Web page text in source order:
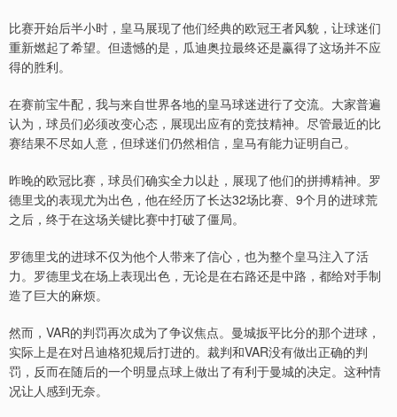
比赛开始后半小时，皇马展现了他们经典的欧冠王者风貌，让球迷们
重新燃起了希望。但遗憾的是，瓜迪奥拉最终还是赢得了这场并不应
得的胜利。
在赛前宝牛配，我与来自世界各地的皇马球迷进行了交流。大家普遍
认为，球员们必须改变心态，展现出应有的竞技精神。尽管最近的比
赛结果不尽如人意，但球迷们仍然相信，皇马有能力证明自己。
昨晚的欧冠比赛，球员们确实全力以赴，展现了他们的拼搏精神。罗
德里戈的表现尤为出色，他在经历了长达32场比赛、9个月的进球荒
之后，终于在这场关键比赛中打破了僵局。
罗德里戈的进球不仅为他个人带来了信心，也为整个皇马注入了活
力。罗德里戈在场上表现出色，无论是在右路还是中路，都给对手制
造了巨大的麻烦。
然而，VAR的判罚再次成为了争议焦点。曼城扳平比分的那个进球，
实际上是在对吕迪格犯规后打进的。裁判和VAR没有做出正确的判
罚，反而在随后的一个明显点球上做出了有利于曼城的决定。这种情
况让人感到无奈。